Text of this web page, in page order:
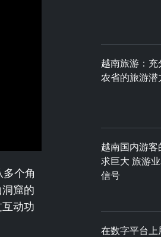
个角
窟的
动功
越南旅游：充
农省的旅游潜
越南国内游客
求巨大 旅游
信号
在数字平台上